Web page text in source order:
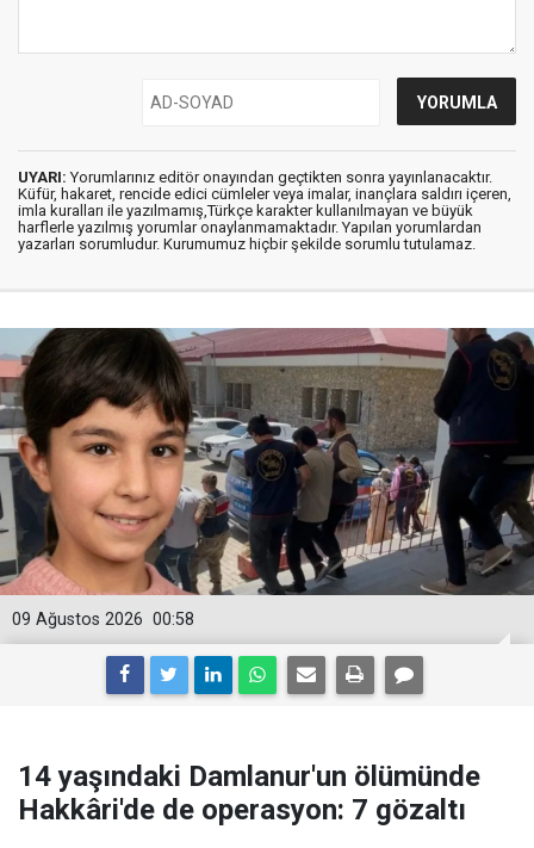
UYARI: Yorumlarınız editör onayından geçtikten sonra yayınlanacaktır.
Küfür, hakaret, rencide edici cümleler veya imalar, inançlara saldırı içeren,
imla kuralları ile yazılmamış,Türkçe karakter kullanılmayan ve büyük
harflerle yazılmış yorumlar onaylanmamaktadır. Yapılan yorumlardan
yazarları sorumludur. Kurumumuz hiçbir şekilde sorumlu tutulamaz.
00:58
09 Ağustos 2026
14 yaşındaki Damlanur'un ölümünde
Hakkâri'de de operasyon: 7 gözaltı